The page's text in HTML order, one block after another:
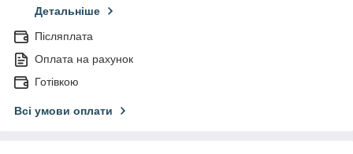
Детальніше
Післяплата
Оплата на рахунок
Готівкою
Всі умови оплати